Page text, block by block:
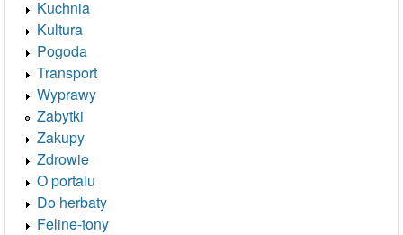
Kuchnia
Kultura
Pogoda
Transport
Wyprawy
Zabytki
Zakupy
Zdrowie
O portalu
Do herbaty
Feline-tony